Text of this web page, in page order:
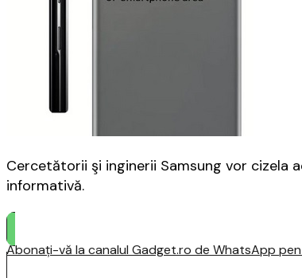
Cercetătorii şi inginerii Samsung vor cizela
informativă.
Abonați-vă la canalul Gadget.ro de WhatsApp